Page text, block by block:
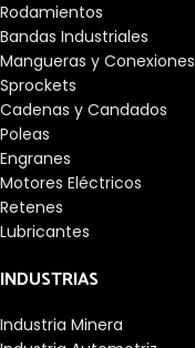
Rodamientos
Bandas Industriales
Mangueras y Conexiones
Sprockets
Cadenas y Candados
Poleas
Engranes
Motores Eléctricos
Retenes
Lubricantes
INDUSTRIAS
Industria Minera